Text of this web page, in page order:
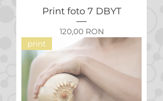
Print foto 7 DBYT
Preț
120,00 RON
print